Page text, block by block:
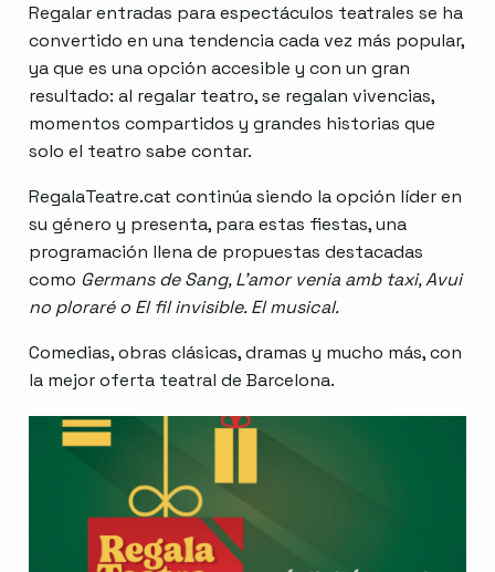
Regalar entradas para espectáculos teatrales se ha
convertido en una tendencia cada vez más popular,
ya que es una opción accesible y con un gran
resultado: al regalar teatro, se regalan vivencias,
momentos compartidos y grandes historias que
solo el teatro sabe contar.
RegalaTeatre.cat continúa siendo la opción líder en
su género y presenta, para estas fiestas, una
programación llena de propuestas destacadas
como Germans de Sang, L’amor venia amb taxi, Avui
no ploraré o El fil invisible. El musical.
Comedias, obras clásicas, dramas y mucho más, con
la mejor oferta teatral de Barcelona.